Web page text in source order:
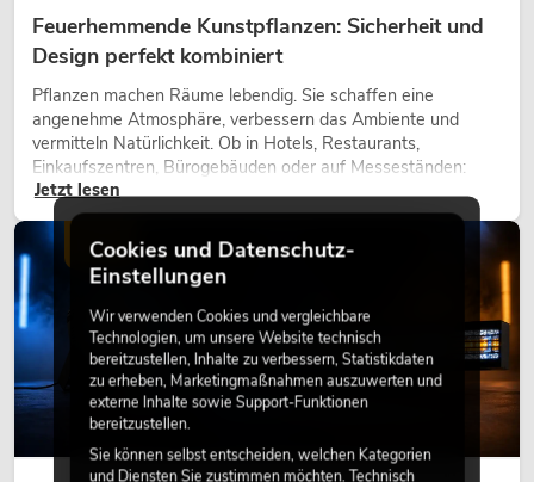
Feuerhemmende Kunstpflanzen: Sicherheit und
Design perfekt kombiniert
Pflanzen machen Räume lebendig. Sie schaffen eine
angenehme Atmosphäre, verbessern das Ambiente und
vermitteln Natürlichkeit. Ob in Hotels, Restaurants,
Einkaufszentren, Bürogebäuden oder auf Messeständen:
eine hochwertige Begrünung gehört heute längst zum
modernen Raumkonzept.
Jetzt lesen
LICHT
Cookies und Datenschutz-
Einstellungen
Wir verwenden Cookies und vergleichbare
Technologien, um unsere Website technisch
bereitzustellen, Inhalte zu verbessern, Statistikdaten
zu erheben, Marketingmaßnahmen auszuwerten und
externe Inhalte sowie Support-Funktionen
bereitzustellen.
Sie können selbst entscheiden, welchen Kategorien
und Diensten Sie zustimmen möchten. Technisch